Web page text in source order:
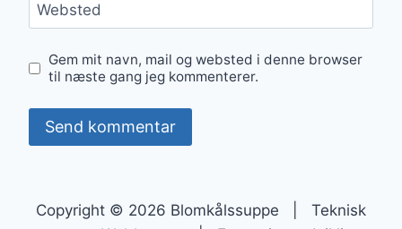
Websted
Gem mit navn, mail og websted i denne browser
til næste gang jeg kommenterer.
Copyright © 2026 Blomkålssuppe | Teknisk